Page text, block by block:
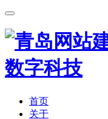
首页
关于